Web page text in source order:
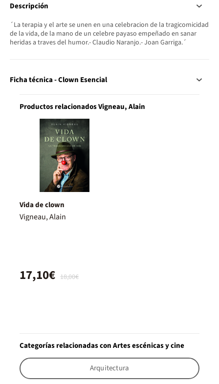
Descripción
´La terapia y el arte se unen en una celebracion de la tragicomicidad
de la vida, de la mano de un celebre payaso empeñado en sanar
heridas a traves del humor.- Claudio Naranjo.- Joan Garriga.´
Ficha técnica - Clown Esencial
Productos relacionados Vigneau, Alain
Vida de clown
Vigneau, Alain
18,00€
17,10€
Categorías relacionadas con Artes escénicas y cine
Arquitectura